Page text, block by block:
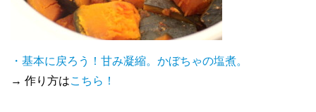
・基本に戻ろう！甘み凝縮。かぼちゃの塩煮。
→ 作り方はこちら！